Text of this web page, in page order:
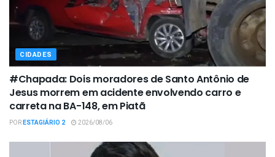
CIDADES
#Chapada: Dois moradores de Santo Antônio de
Jesus morrem em acidente envolvendo carro e
carreta na BA-148, em Piatã
PORESTAGIÁRIO 2 2026/08/06